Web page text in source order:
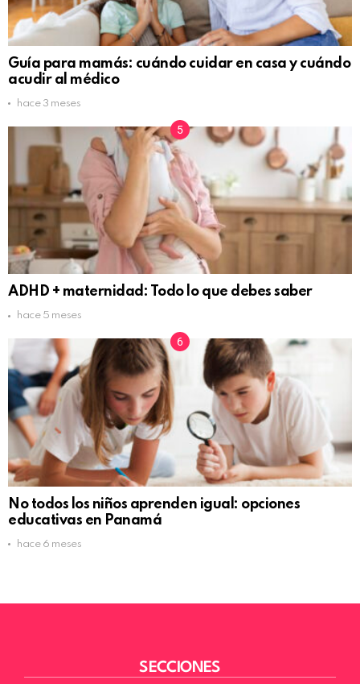
Guía para mamás: cuándo cuidar en casa y cuándo
acudir al médico
hace 3 meses
ADHD + maternidad: Todo lo que debes saber
hace 5 meses
No todos los niños aprenden igual: opciones
educativas en Panamá
hace 6 meses
SECCIONES